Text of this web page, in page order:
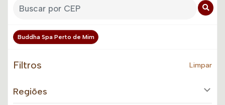
Buddha Spa Perto de Mim
Filtros Limpar
Regiões